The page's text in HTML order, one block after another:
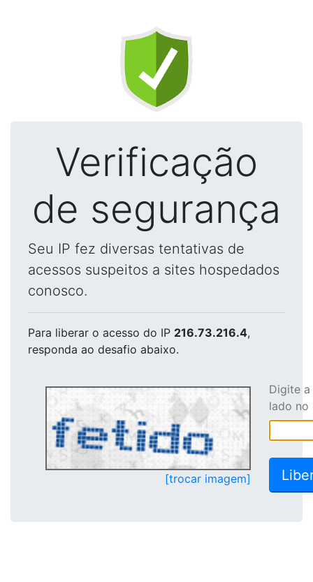
Verificação
de segurança
Seu IP fez diversas tentativas de
acessos suspeitos a sites hospedados
conosco.
Para liberar o acesso do IP 216.73.216.4,
responda ao desafio abaixo.
[trocar imagem]
Digite
lado no